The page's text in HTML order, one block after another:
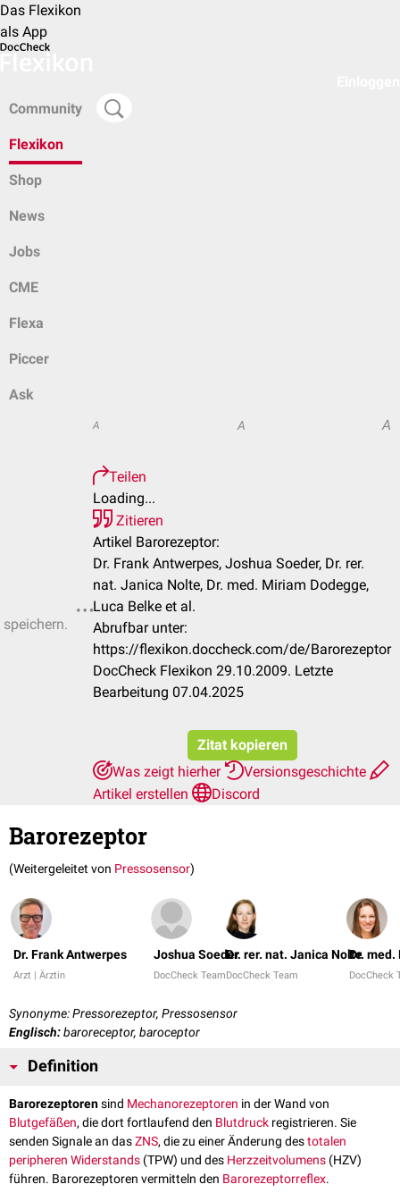
Das Flexikon
als App
Community
Flexikon
Shop
News
Jobs
CME
Flexa
Piccer
Ask
A A A
Teilen
Loading...
Zitieren
Artikel Barorezeptor:
Dr. Frank Antwerpes, Joshua Soeder, Dr. rer.
nat. Janica Nolte, Dr. med. Miriam Dodegge,
Luca Belke et al.
Abrufbar unter:
https://flexikon.doccheck.com/de/Barorezeptor
DocCheck Flexikon 29.10.2009. Letzte
Bearbeitung 07.04.2025
Zitat kopieren
Was zeigt hierher
Versionsgeschichte
Artikel erstellen
Discord
Barorezeptor
(Weitergeleitet von Pressosensor)
Dr. Frank Antwerpes
Arzt | Ärztin
Joshua Soeder
DocCheck Team
Dr. rer. nat. Janica Nolte
DocCheck Team
Dr.
DocCheck
Synonyme: Pressorezeptor, Pressosensor
Englisch:baroreceptor, baroceptor
Definition
Barorezeptorensind Mechanorezeptoren in der Wand von
Blutgefäßen, die dort fortlaufend den Blutdruck registrieren. Sie
senden Signale an dasZNS, die zu einer Änderung destotalen
peripheren Widerstands (TPW) und des Herzzeitvolumens (HZV)
führen. Barorezeptoren vermitteln den Barorezeptorreflex.